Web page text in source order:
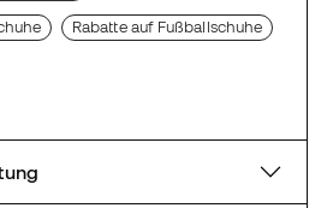
Rabatte auf Fußballschuhe